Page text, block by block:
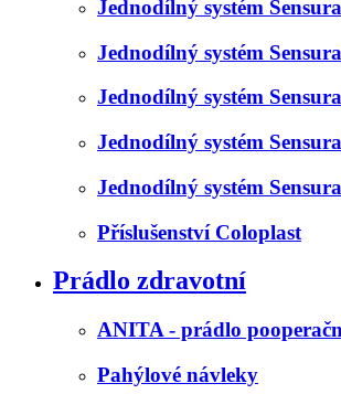
Jednodílný systém Sensura
Jednodílný systém
Jednodílný systém
Jednodílný systém
Jednodílný systém
Příslušenství Coloplast
Prádlo zdravotní
ANITA - prádlo
Pahýlové návleky